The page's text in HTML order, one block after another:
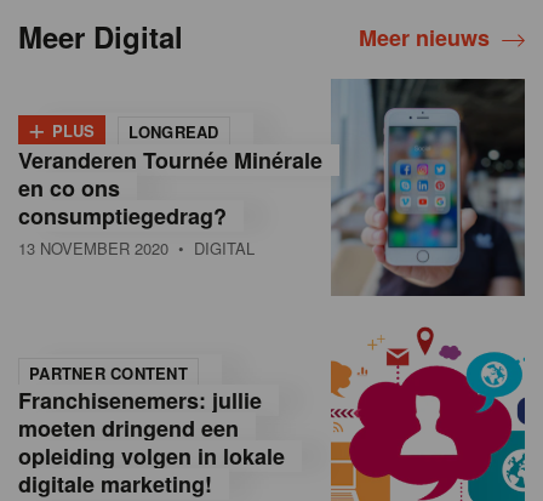
Meer Digital Meer nieuws
+ PLUS LONGREAD
Veranderen Tournée Minérale
en co ons
consumptiegedrag?
13 NOVEMBER 2020 • DIGITAL
PARTNER CONTENT
Franchisenemers: jullie
moeten dringend een
opleiding volgen in lokale
digitale marketing!